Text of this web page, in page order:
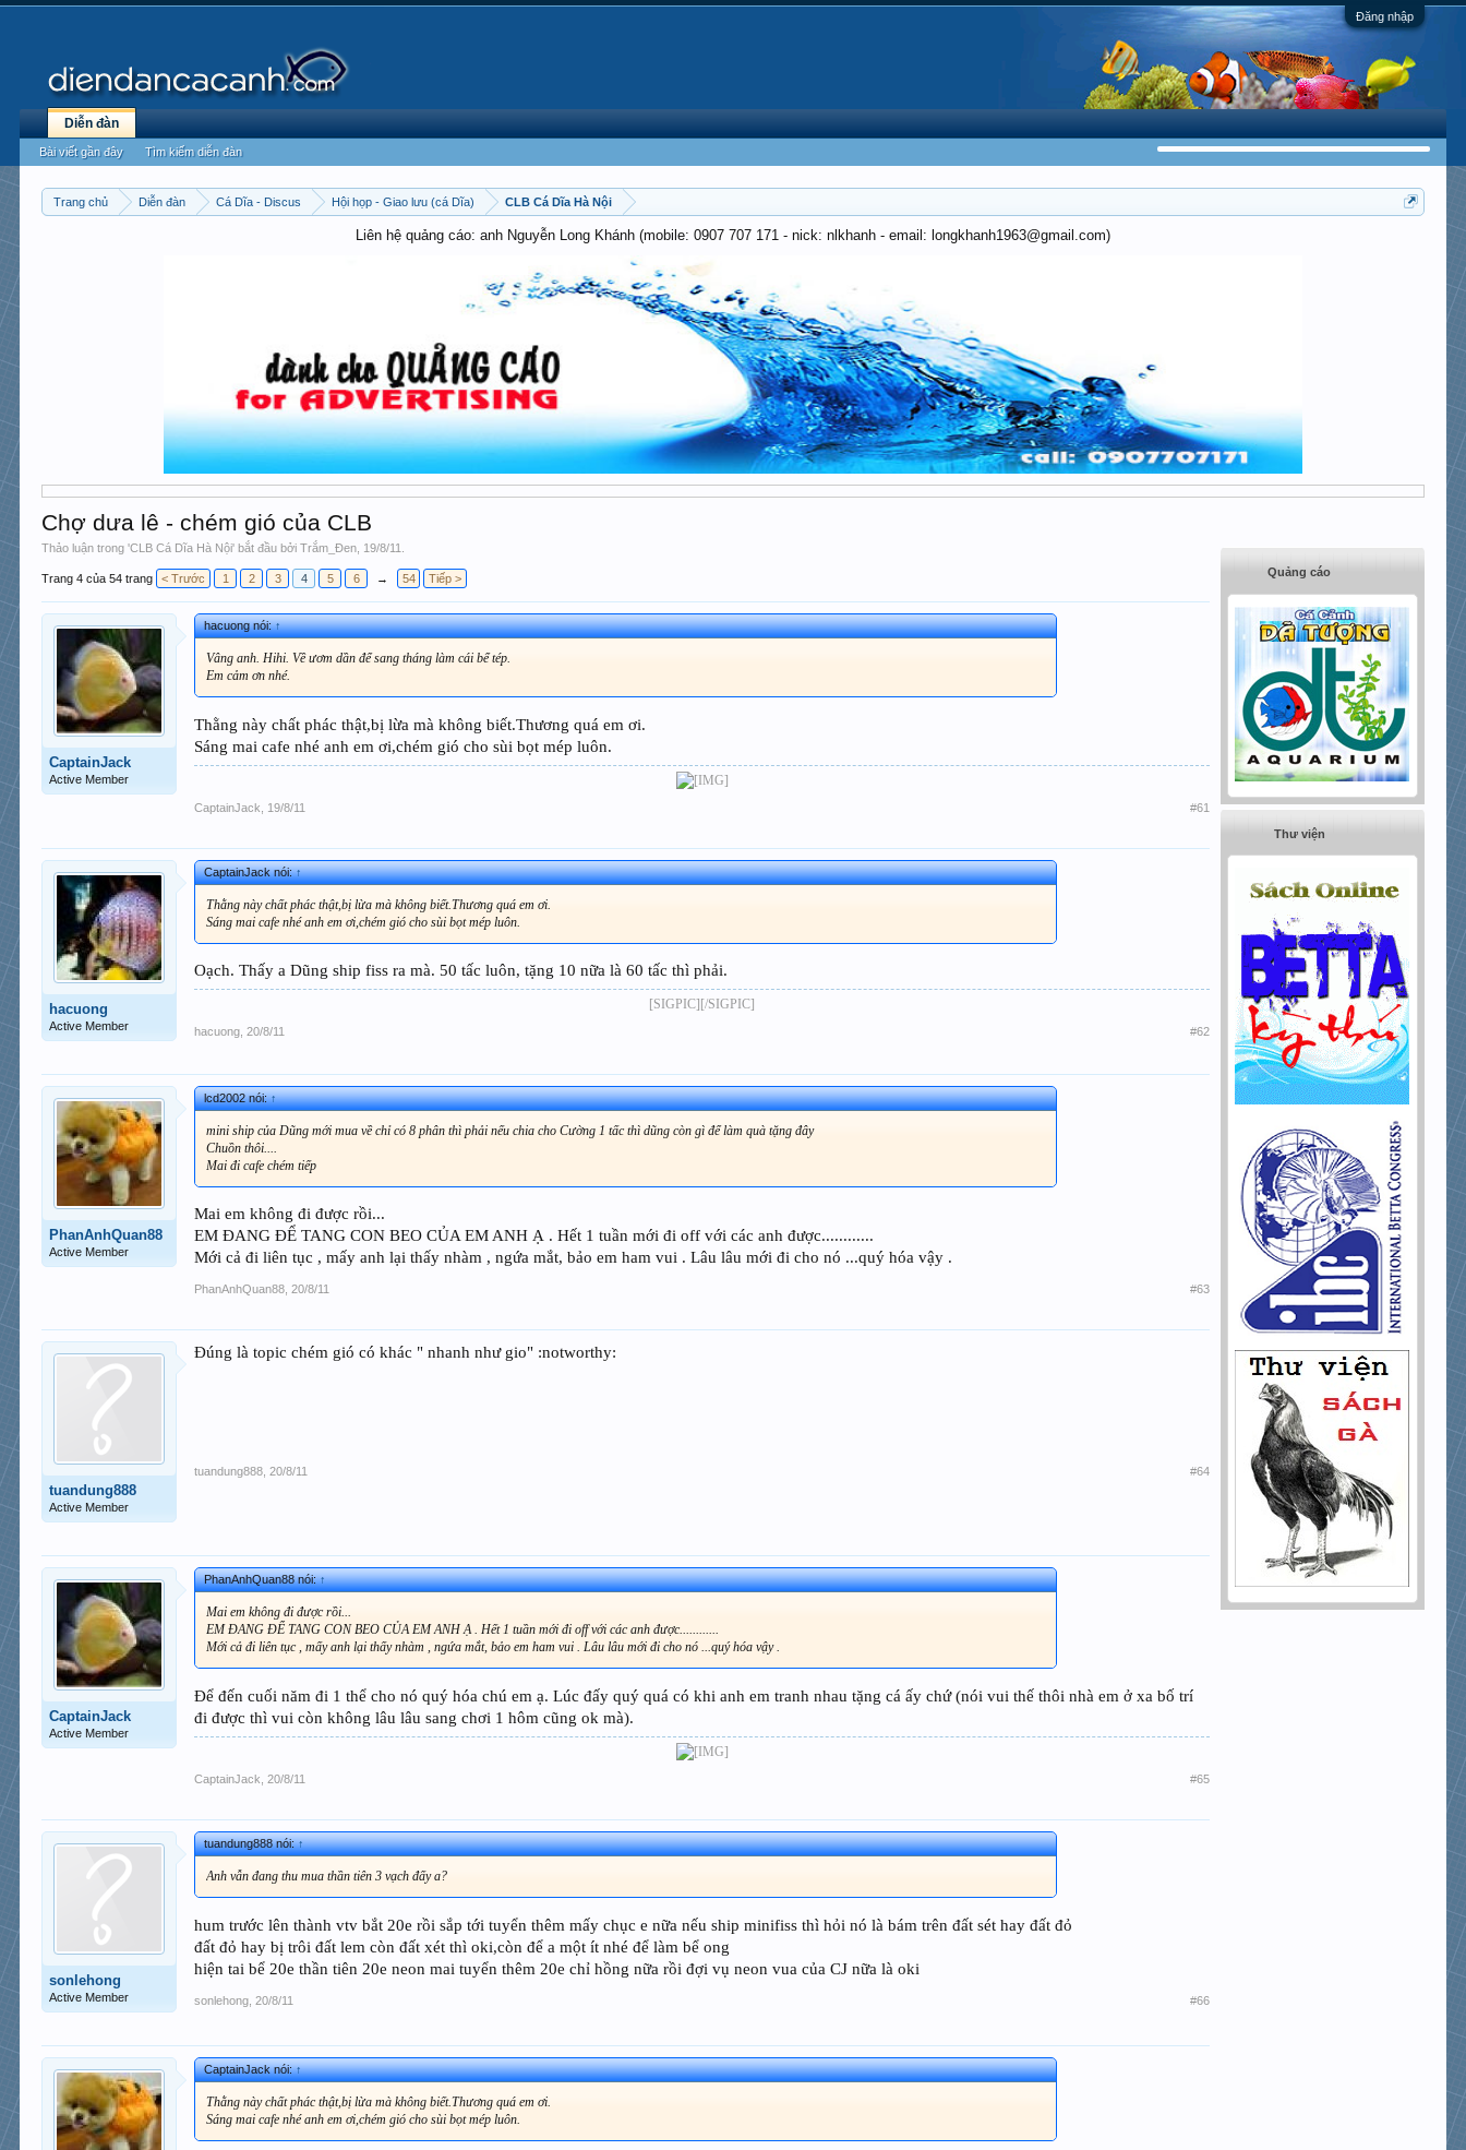
Đăng nhập
Trang chủ Diễn đàn Cá Dĩa - Discus Hội họp - Giao lưu (cá Dĩa) CLB Cá Dĩa Hà Nội
Liên hệ quảng cáo: anh Nguyễn Long Khánh (mobile: 0907 707 171 - nick: nlkhanh - email: longkhanh1963@gmail.com)
Chợ dưa lê - chém gió của CLB
Thảo luận trong 'CLB Cá Dĩa Hà Nội' bắt đầu bởiTrắm_Đen 19/8/11
Trang 4 của 54 trang < Trước 1 2 3 4 5 6 → 54 Tiếp >
CaptainJack
Active Member
hacuong nói:↑
Vâng anh. Hihi. Về ươm dần để sang tháng làm cái bể tép.
Em cảm ơn nhé.
Thằng này chất phác thật,bị lừa mà không biết.Thương quá em ơi.
Sáng mai cafe nhé anh em ơi,chém gió cho sùi bọt mép luôn.
CaptainJack 19/8/11 #61
hacuong
Active Member
CaptainJack nói:↑
Thằng này chất phác thật,bị lừa mà không biết.Thương quá em ơi.
Sáng mai cafe nhé anh em ơi,chém gió cho sùi bọt mép luôn.
Oạch. Thấy a Dũng ship fiss ra mà. 50 tấc luôn, tặng 10 nữa là 60 tấc thì phải.
[SIGPIC][/SIGPIC]​
hacuong 20/8/11 #62
PhanAnhQuan88
Active Member
lcd2002 nói:↑
mini ship của Dũng mới mua về chỉ có 8 phân thì phải nếu chia cho Cường 1 tấc thì dũng còn gì để làm quà tặng đây
Chuồn thôi....
Mai đi cafe chém tiếp
Mai em không đi được rồi...
EM ĐANG ĐỂ TANG CON BEO CỦA EM ANH Ạ . Hết 1 tuần mới đi off với các anh được............
Mới cả đi liên tục , mấy anh lại thấy nhàm , ngứa mắt, bảo em ham vui . Lâu lâu mới đi cho nó ...quý hóa vậy .
PhanAnhQuan88 20/8/11 #63
tuandung888
Active Member
Đúng là topic chém gió có khác " nhanh như gio" :notworthy:
tuandung888 20/8/11 #64
CaptainJack
Active Member
PhanAnhQuan88 nói:↑
Mai em không đi được rồi...
EM ĐANG ĐỂ TANG CON BEO CỦA EM ANH Ạ . Hết 1 tuần mới đi off với các anh được............
Mới cả đi liên tục , mấy anh lại thấy nhàm , ngứa mắt, bảo em ham vui . Lâu lâu mới đi cho nó ...quý hóa vậy .
Để đến cuối năm đi 1 thể cho nó quý hóa chú em ạ. Lúc đấy quý quá có khi anh em tranh nhau tặng cá ấy chứ (nói vui thế thôi nhà em ở xa bố trí
đi được thì vui còn không lâu lâu sang chơi 1 hôm cũng ok mà).
CaptainJack 20/8/11 #65
sonlehong
Active Member
tuandung888 nói:↑
Anh vẫn đang thu mua thần tiên 3 vạch đấy a?
hum trước lên thành vtv bắt 20e rồi sắp tới tuyển thêm mấy chục e nữa nếu ship minifiss thì hỏi nó là bám trên đất sét hay đất đỏ
đất đỏ hay bị trôi đất lem còn đất xét thì oki,còn để a một ít nhé để làm bể ong
hiện tai bể 20e thần tiên 20e neon mai tuyển thêm 20e chỉ hồng nữa rồi đợi vụ neon vua của CJ nữa là oki
sonlehong 20/8/11 #66
CaptainJack nói:↑
Thằng này chất phác thật,bị lừa mà không biết.Thương quá em ơi.
Sáng mai cafe nhé anh em ơi,chém gió cho sùi bọt mép luôn.
Quảng cáo
Thư viện
Diễn đàn
Bài viết gần đây Tìm kiếm diễn đàn